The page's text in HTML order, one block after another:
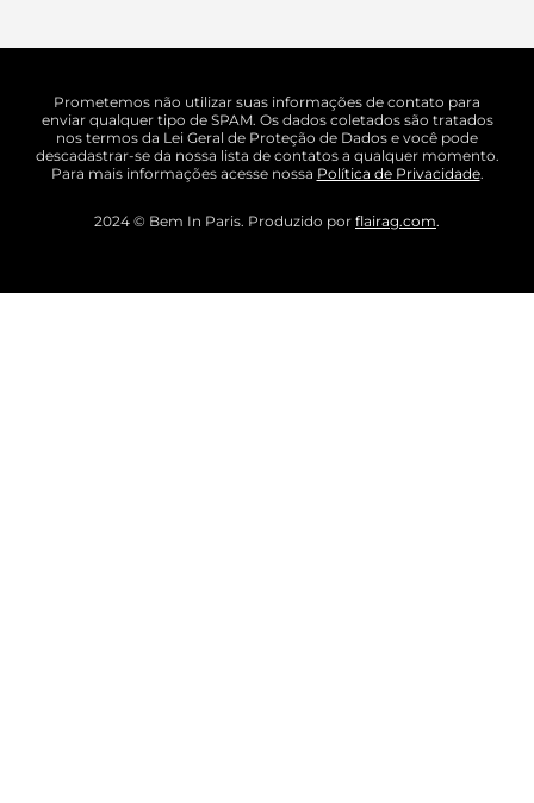
Prometemos não utilizar suas informações de contato para
enviar qualquer tipo de SPAM. Os dados coletados são tratados
nos termos da Lei Geral de Proteção de Dados e você pode
descadastrar-se da nossa lista de contatos a qualquer momento.
Para mais informações acesse nossa Política de Privacidade.
2024 © Bem In Paris. Produzido por flairag.com.